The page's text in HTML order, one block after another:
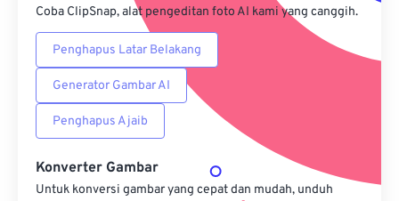
Coba ClipSnap, alat pengeditan foto AI kami yang canggih.
Penghapus Latar Belakang
Generator Gambar AI
Penghapus Ajaib
Konverter Gambar
Untuk konversi gambar yang cepat dan mudah, unduh